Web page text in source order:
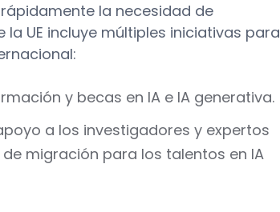
la necesidad de
UE incluye múltiples iniciativas para
y becas en IA e IA generativa.
a los investigadores y expertos
migración para los talentos en IA